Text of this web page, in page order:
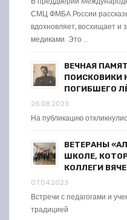
СМЦ ФМБА России
вдохновляет, восхищает и
медиками. Это …
ВЕЧНАЯ
ПОИСКОВИКИ
ПОГИБШЕГО
26.08.2023
На публикацию
ВЕТЕРАНЫ
ШКОЛЕ,
КОЛЛЕГИ
07.04.2023
Встречи с педагогами и
традицией